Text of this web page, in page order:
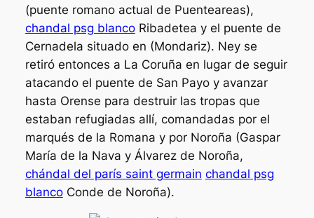
(puente romano actual de Puenteareas),
chandal psg blancoRibadetea y el puente de
Cernadela situado en (Mondariz). Ney se
retiró entonces a La Coruña en lugar de seguir
atacando el puente de San Payo y avanzar
hasta Orense para destruir las tropas que
estaban refugiadas allí, comandadas por el
marqués de la Romana y por Noroña (Gaspar
María de la Nava y Álvarez de Noroña,
chándal del parís saint germain chandal psg
blancoConde de Noroña).